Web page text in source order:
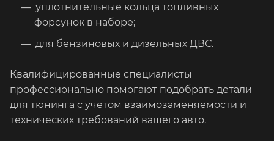
уплотнительные кольца топливных
форсунок в наборе;
для бензиновых и дизельных ДВС.
Квалифицированные специалисты
профессионально помогают подобрать детали
для тюнинга с учетом взаимозаменяемости и
технических требований вашего авто.